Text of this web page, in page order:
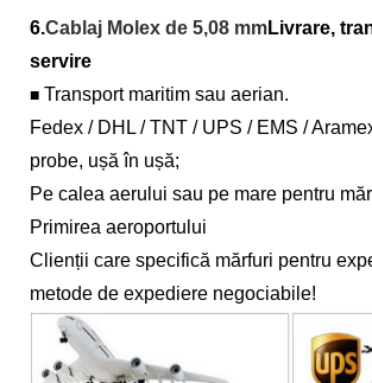
6.Cablaj Molex de 5,08 mmLivrare,
servire
■ Transport maritim sau aerian.
Fedex / DHL / TNT / UPS / EMS /
probe, ușă în ușă;
Pe calea aerului sau pe mare pentru
Primirea aeroportului
Clienții care specifică mărfuri pentru
metode de expediere negociabile!